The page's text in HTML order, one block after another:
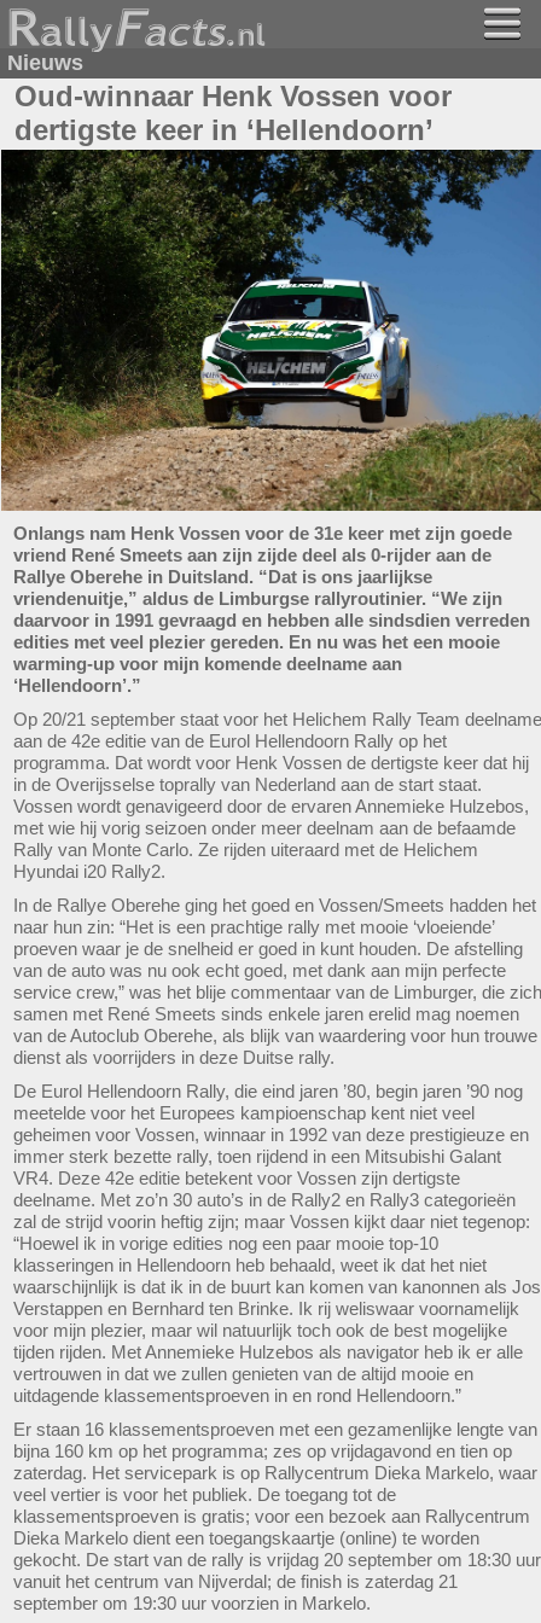
Nieuws
Oud-winnaar Henk Vossen voor
dertigste keer in ‘Hellendoorn’
Onlangs nam Henk Vossen voor de 31e keer met zijn goede
vriend René Smeets aan zijn zijde deel als 0-rijder aan de
Rallye Oberehe in Duitsland. “Dat is ons jaarlijkse
vriendenuitje,” aldus de Limburgse rallyroutinier. “We zijn
daarvoor in 1991 gevraagd en hebben alle sindsdien verreden
edities met veel plezier gereden. En nu was het een mooie
warming-up voor mijn komende deelname aan
‘Hellendoorn’.”
Op 20/21 september staat voor het Helichem Rally Team deelname
aan de 42e editie van de Eurol Hellendoorn Rally op het
programma. Dat wordt voor Henk Vossen de dertigste keer dat hij
in de Overijsselse toprally van Nederland aan de start staat.
Vossen wordt genavigeerd door de ervaren Annemieke Hulzebos,
met wie hij vorig seizoen onder meer deelnam aan de befaamde
Rally van Monte Carlo. Ze rijden uiteraard met de Helichem
Hyundai i20 Rally2.
In de Rallye Oberehe ging het goed en Vossen/Smeets hadden het
naar hun zin: “Het is een prachtige rally met mooie ‘vloeiende’
proeven waar je de snelheid er goed in kunt houden. De afstelling
van de auto was nu ook echt goed, met dank aan mijn perfecte
service crew,” was het blije commentaar van de Limburger, die zich
samen met René Smeets sinds enkele jaren erelid mag noemen
van de Autoclub Oberehe, als blijk van waardering voor hun trouwe
dienst als voorrijders in deze Duitse rally.
De Eurol Hellendoorn Rally, die eind jaren ’80, begin jaren ’90 nog
meetelde voor het Europees kampioenschap kent niet veel
geheimen voor Vossen, winnaar in 1992 van deze prestigieuze en
immer sterk bezette rally, toen rijdend in een Mitsubishi Galant
VR4. Deze 42e editie betekent voor Vossen zijn dertigste
deelname. Met zo’n 30 auto’s in de Rally2 en Rally3 categorieën
zal de strijd voorin heftig zijn; maar Vossen kijkt daar niet tegenop:
“Hoewel ik in vorige edities nog een paar mooie top-10
klasseringen in Hellendoorn heb behaald, weet ik dat het niet
waarschijnlijk is dat ik in de buurt kan komen van kanonnen als Jos
Verstappen en Bernhard ten Brinke. Ik rij weliswaar voornamelijk
voor mijn plezier, maar wil natuurlijk toch ook de best mogelijke
tijden rijden. Met Annemieke Hulzebos als navigator heb ik er alle
vertrouwen in dat we zullen genieten van de altijd mooie en
uitdagende klassementsproeven in en rond Hellendoorn.”
Er staan 16 klassementsproeven met een gezamenlijke lengte van
bijna 160 km op het programma; zes op vrijdagavond en tien op
zaterdag. Het servicepark is op Rallycentrum Dieka Markelo, waar
veel vertier is voor het publiek. De toegang tot de
klassementsproeven is gratis; voor een bezoek aan Rallycentrum
Dieka Markelo dient een toegangskaartje (online) te worden
gekocht. De start van de rally is vrijdag 20 september om 18:30 uur
vanuit het centrum van Nijverdal; de finish is zaterdag 21
september om 19:30 uur voorzien in Markelo.